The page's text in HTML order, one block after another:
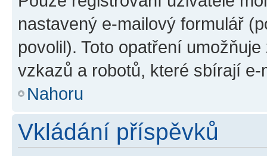
nastavený e-mailový formulář
povolil). Toto opatření
vzkazů a robotů, které sbírají e-
Nahoru
Vkládání příspěvků